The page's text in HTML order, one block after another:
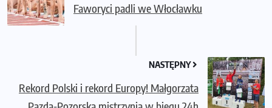
Faworyci padli we Włocławku
NASTĘPNY
Rekord Polski i rekord Europy! Małgorzata